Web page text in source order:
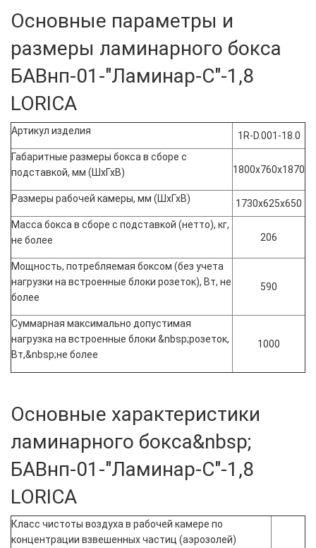
Основные параметры и
размеры ламинарного бокса
БАВнп-01-"Ламинар-С"-1,8
LORICA
Артикул изделия
1R-D.001-18.0
Габаритные размеры бокса в сборе с
подставкой, мм (ШхГхВ)
1800х760х1870
Размеры рабочей камеры, мм (ШхГхВ)
1730х625х650
Масса бокса в сборе с подставкой (нетто), кг,
не более
206
Мощность, потребляемая боксом (без учета
нагрузки на встроенные блоки розеток), Вт, не
более
590
Суммарная максимально допустимая
нагрузка на встроенные блоки &nbsp;розеток,
Вт,&nbsp;не более
1000
Основные характеристики
ламинарного бокса&nbsp;
БАВнп-01-"Ламинар-С"-1,8
LORICA
Класс чистоты воздуха в рабочей камере по
концентрации взвешенных частиц (аэрозолей)